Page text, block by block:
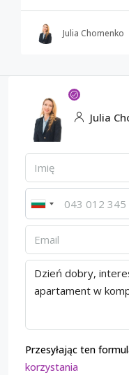
Julia Chomenko
Julia
Przesyłając ten
korzystania